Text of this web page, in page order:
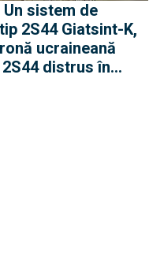
sistem de
2S44 Giatsint-K,
ucraineană
distrus în